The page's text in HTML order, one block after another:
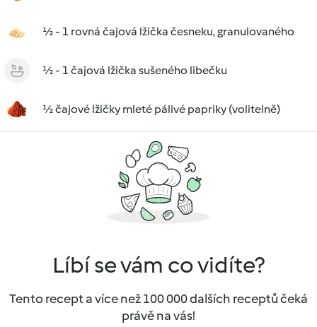
½ - 1 rovná čajová lžička česneku, granulovaného
½ - 1 čajová lžička sušeného libečku
½ čajové lžičky mleté pálivé papriky (volitelně)
Líbí se vám co vidíte?
Tento recept a více než 100 000 dalších receptů čeká
právě na vás!